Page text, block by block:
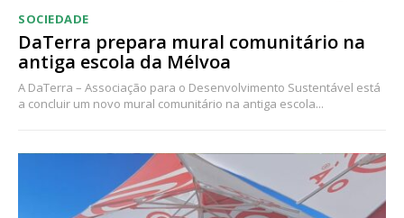
SOCIEDADE
DaTerra prepara mural comunitário na
antiga escola da Mélvoa
A DaTerra – Associação para o Desenvolvimento Sustentável está
a concluir um novo mural comunitário na antiga escola...